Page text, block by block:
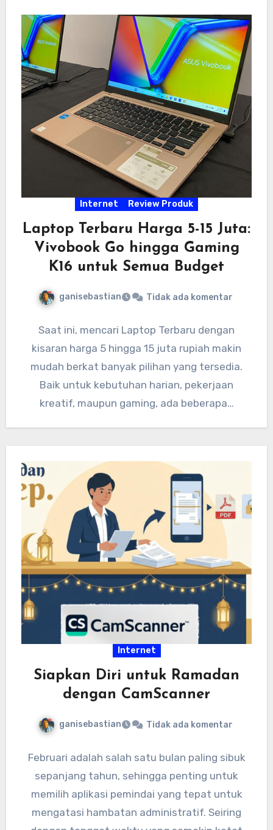
Internet Review Produk
Laptop Terbaru Harga 5-15 Juta:
Vivobook Go hingga Gaming
K16 untuk Semua Budget
ganisebastian Tidak ada komentar
Saat ini, mencari Laptop Terbaru dengan
kisaran harga 5 hingga 15 juta rupiah makin
mudah berkat banyak pilihan yang tersedia.
Baik untuk kebutuhan harian, pekerjaan
kreatif, maupun gaming, ada beberapa…
Internet
Siapkan Diri untuk Ramadan
dengan CamScanner
ganisebastian Tidak ada komentar
Februari adalah salah satu bulan paling sibuk
sepanjang tahun, sehingga penting untuk
memilih aplikasi pemindai yang tepat untuk
mengatasi hambatan administratif. Seiring